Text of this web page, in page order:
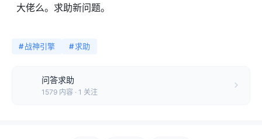
大佬么。求助新问题。
#战神引擎 #求助
问答求助
1579 内容 · 1 关注